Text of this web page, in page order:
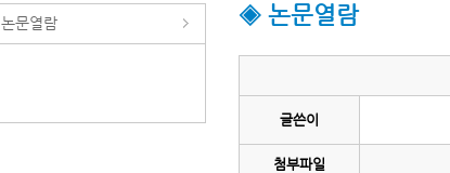
논문열람 ◈ 논문열람
글쓴이
첨부파일